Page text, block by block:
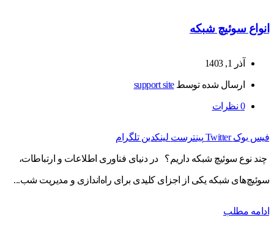
انواع سوئیچ شبکه
آذر 1, 1403
ارسال شده توسطsupport site
0 نظرات
فیس بوک Twitter پینترست لینکدین تلگرام
چند نوع سوئیچ شبکه داریم؟ در دنیای فناوری اطلاعات و ارتباطات،
سوئیچ‌های شبکه یکی از اجزای کلیدی برای راه‌اندازی و مدیریت شب...
ادامه مطلب